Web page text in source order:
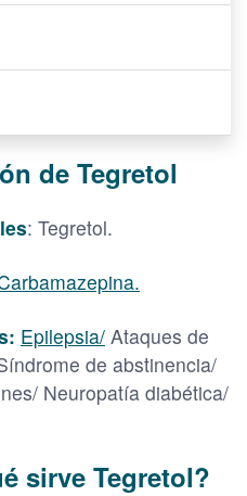
de Tegretol
: Tegretol.
Epilepsia/ Ataques de
de abstinencia/
Neuropatía diabética/
sirve Tegretol?